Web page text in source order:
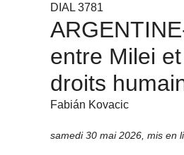
DIAL 3781
entre Milei
droits
Fabián Kovacic
samedi 30 mai 2026 mis en